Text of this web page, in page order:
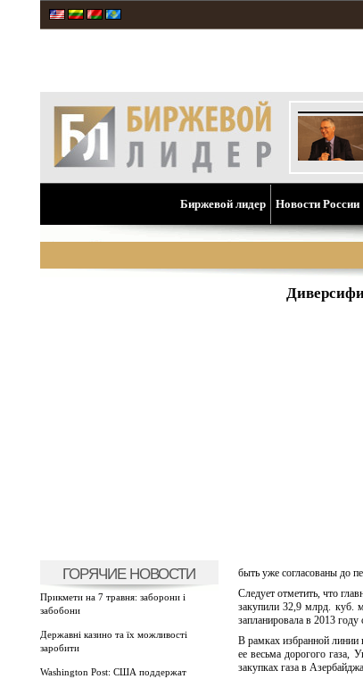
Биржевой лидер Новости России
ГОРЯЧИЕ НОВОСТИ
Прикмети на 7 травня: заборони і
забобони
Державні казино та їх можливості
заробити
Washington Post: США поддержат
быть уже согласованы до
Следует отметить, что
закупили 32,9 млрд. куб.
запланировала в 2013 году
В рамках избранной линии
ее весьма дорогого газа,
закупках газа в